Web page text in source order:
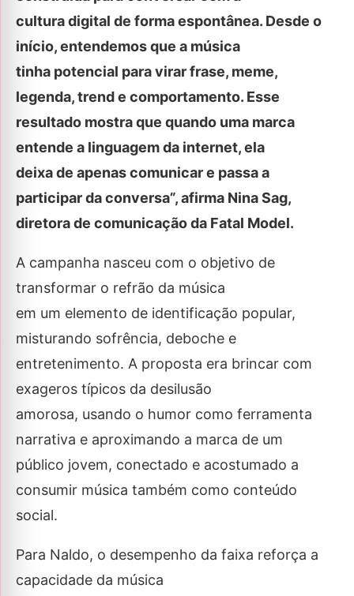
cultura digital de forma espontânea. Desde o
início, entendemos que a música
tinha potencial para virar frase, meme,
legenda, trend e comportamento. Esse
resultado mostra que quando uma marca
entende a linguagem da internet, ela
deixa de apenas comunicar e passa a
participar da conversa”, afirma Nina Sag,
diretora de comunicação da Fatal Model.
A campanha nasceu com o objetivo de
transformar o refrão da música
em um elemento de identificação popular,
misturando sofrência, deboche e
entretenimento. A proposta era brincar com
exageros típicos da desilusão
amorosa, usando o humor como ferramenta
narrativa e aproximando a marca de um
público jovem, conectado e acostumado a
consumir música também como conteúdo
social.
Para Naldo, o desempenho da faixa reforça a
capacidade da música